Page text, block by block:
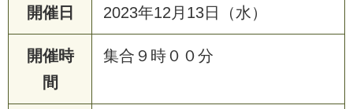
開催日 2023年12月13日（水）
開催時
間
集合９時００分